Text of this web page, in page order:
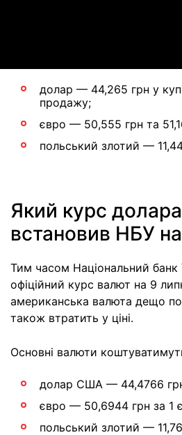
долар — 44,265 грн у
продажу;
євро — 50,555 грн та
польський злотий —
Який курс
встановив НБУ
Тим часом Національний банк
офіційний курс валют на 9
американська валюта дещо
також втратить у ціні.
Основні валюти
долар США — 44,4766
євро — 50,6944 грн за 1
польський злотий —